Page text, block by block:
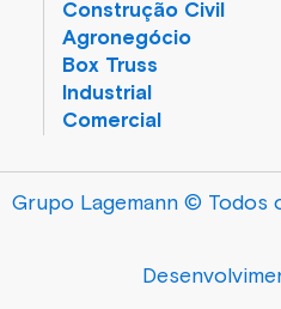
Construção Civil
Agronegócio
Box Truss
Industrial
Comercial
Grupo Lagemann © Todos